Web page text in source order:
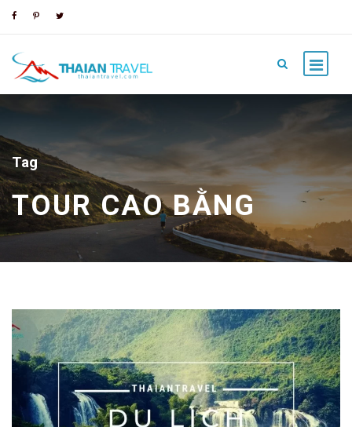
Tag
TOUR CAO BẰNG